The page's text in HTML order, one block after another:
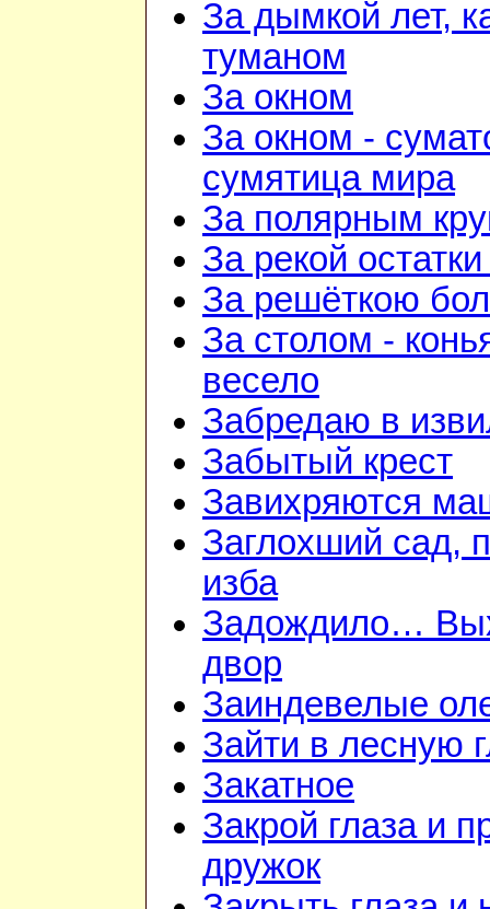
За дымкой лет,
туманом
За окном
За окном -
сумятица мира
За полярным
За рекой
За решёткою
За столом -
весело
Забредаю в
Забытый крест
Завихряются
Заглохший сад,
изба
Задождило…
двор
Заиндевелые
Зайти в лесную
Закатное
Закрой глаза и
дружок